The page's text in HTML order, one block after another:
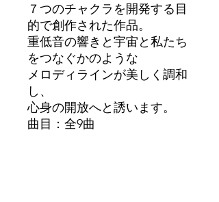
７つのチャクラを開発する目
的で創作された作品。
重低音の響きと宇宙と私たち
をつなぐかのような
メロディラインが美しく調和
し、
心身の開放へと誘います。
曲目：全9曲